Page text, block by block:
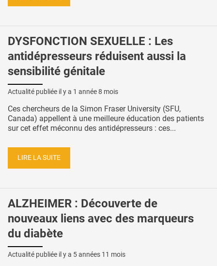
DYSFONCTION SEXUELLE : Les
antidépresseurs réduisent aussi la
sensibilité génitale
Actualité publiée il y a 1 année 8 mois
Ces chercheurs de la Simon Fraser University (SFU,
Canada) appellent à une meilleure éducation des patients
sur cet effet méconnu des antidépresseurs : ces...
LIRE LA SUITE
ALZHEIMER : Découverte de
nouveaux liens avec des marqueurs
du diabète
Actualité publiée il y a 5 années 11 mois